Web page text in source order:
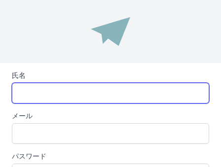
氏名
メール
パスワード